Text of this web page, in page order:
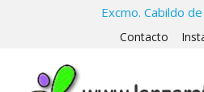
Excmo. Cabildo
Contacto